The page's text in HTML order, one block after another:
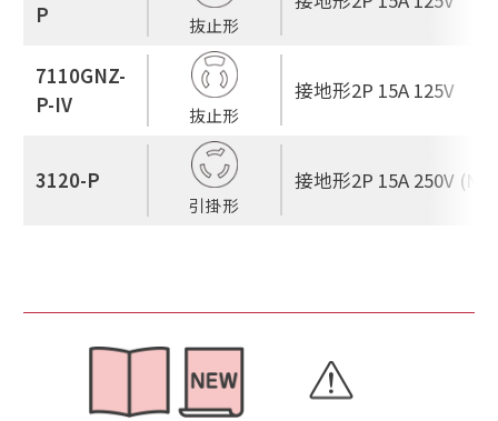
P
抜止形
7110GNZ-
P-IV
抜止形
接地形2P 15A 125V
3120-P
引掛形
接地形2P 15A 250V